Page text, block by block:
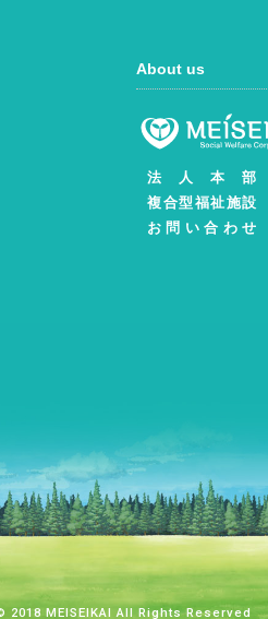
About us
法 人 本 部
複合型福祉施設
お問い合わせ
2018 MEISEIKAI All Rights Reserved